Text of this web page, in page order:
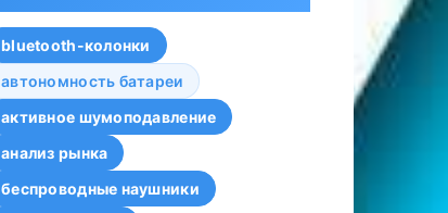
bluetooth-колонки
автономность батареи
активное шумоподавление
анализ рынка
беспроводные наушники